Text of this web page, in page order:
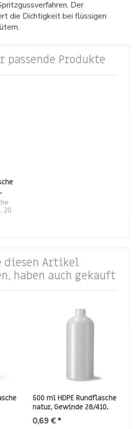
Der
die Dichtigkeit bei flüssigen
passende Produkte
20
diesen Artikel
haben auch gekauft
500 ml HDPE Rundflasche
natur, Gewinde 28/410,
Rundschulter (35 g)
0,69 € *